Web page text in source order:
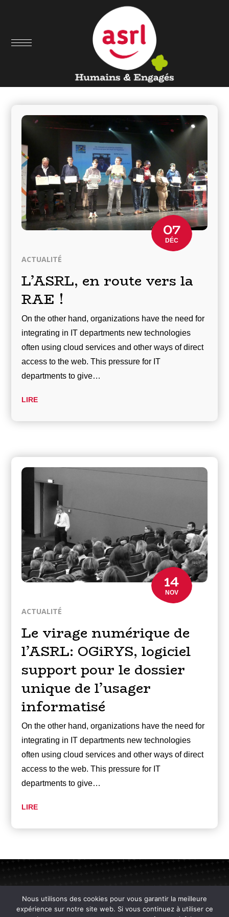
07
DÉC
ACTUALITÉ
L’ASRL, en route vers la
RAE !
On the other hand, organizations have the need for
integrating in IT departments new technologies
often using cloud services and other ways of direct
access to the web. This pressure for IT
departments to give…
LIRE
14
NOV
ACTUALITÉ
Le virage numérique de
l’ASRL: OGiRYS, logiciel
support pour le dossier
unique de l’usager
informatisé
On the other hand, organizations have the need for
integrating in IT departments new technologies
often using cloud services and other ways of direct
access to the web. This pressure for IT
departments to give…
LIRE
Nous utilisons des cookies pour vous garantir la meilleure
expérience sur notre site web. Si vous continuez à utiliser ce